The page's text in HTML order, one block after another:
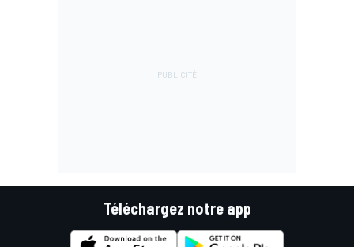
Téléchargez notre app